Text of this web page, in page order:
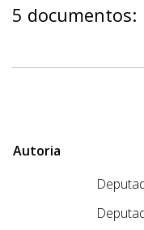
5 documentos:
Autoria